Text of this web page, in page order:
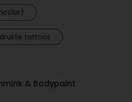
tattoos
& Bodypaint